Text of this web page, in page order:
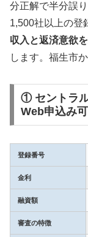
分正解で半分誤
1,500社以上の登
収入と返済意欲
します。福生市
① セントラ
Web申込み可
登録番号
金利
融資額
審査の特徴